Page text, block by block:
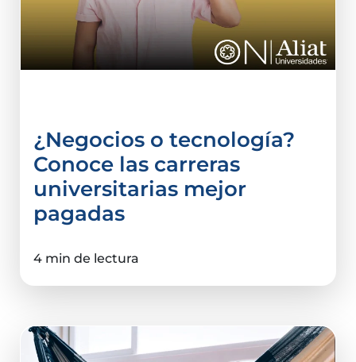
¿Negocios o tecnología?
Conoce las carreras
universitarias mejor
pagadas
4 min de lectura